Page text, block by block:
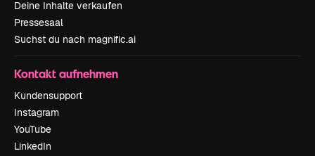
Deine Inhalte verkaufen
Pressesaal
Suchst du nach magnific.ai
Kontakt aufnehmen
Kundensupport
Instagram
YouTube
LinkedIn